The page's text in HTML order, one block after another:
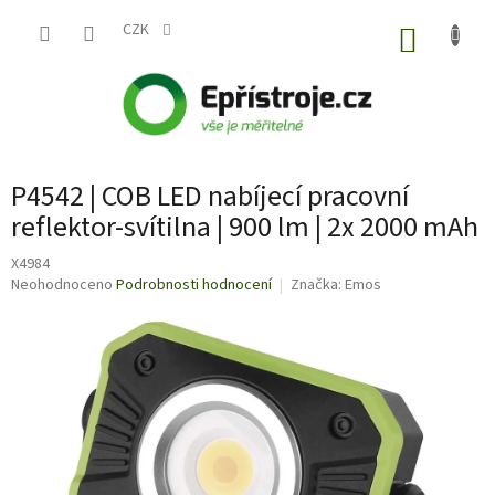
CZK
P4542 | COB LED nabíjecí pracovní
reflektor-svítilna | 900 lm | 2x 2000 mAh
X4984
Průměrné
hvězdiček.
Neohodnoceno Podrobnosti hodnocení Značka: Emos